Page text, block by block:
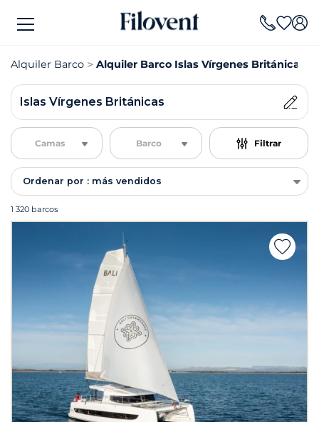
Alquiler Barco Alquiler Barco Islas Vírgenes Británicas
Islas Vírgenes Británicas
Camas Barco Filtrar
Ordenar por : más vendidos
1 320 barcos